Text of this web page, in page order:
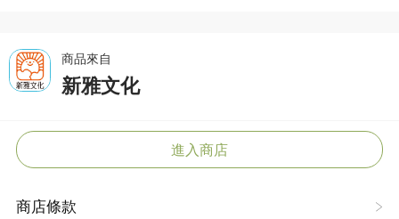
商品來自
新雅文化
進入商店
商店條款